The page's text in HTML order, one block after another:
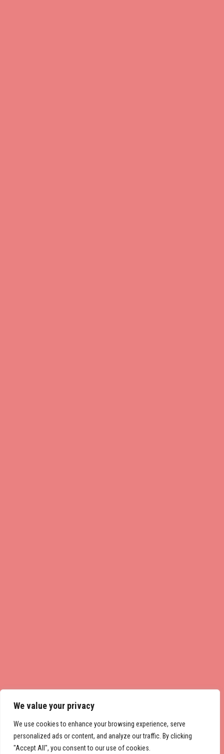
We value your privacy
We use cookies to enhance your browsing experience, serve
personalized ads or content, and analyze our traffic. By clicking
"Accept All", you consent to our use of cookies.